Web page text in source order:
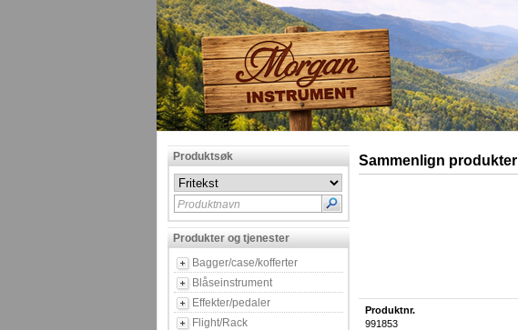
Produktsøk
Produktnavn
Produkter og tjenester
Bagger/case/kofferter
Blåseinstrument
Effekter/pedaler
Flight/Rack
Sammenlign produkter
Produktnr.
991853